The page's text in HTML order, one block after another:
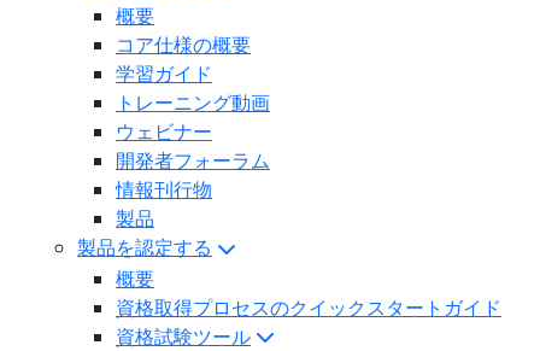
概要
コア仕様の概要
学習ガイド
トレーニング動画
ウェビナー
開発者フォーラム
情報刊行物
製品
製品を認定する
概要
資格取得プロセスのクイックスタートガイド
資格試験ツール